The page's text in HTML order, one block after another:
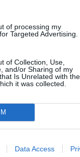
of processing my
Targeted Advertising.
of Collection, Use,
and/or Sharing of my
Is Unrelated with the
it was collected.
Data Access
τι
επανειδήν.
σεζόν
ακολουθεί τη
η οποία
τίποτα
κουλτούρα του.